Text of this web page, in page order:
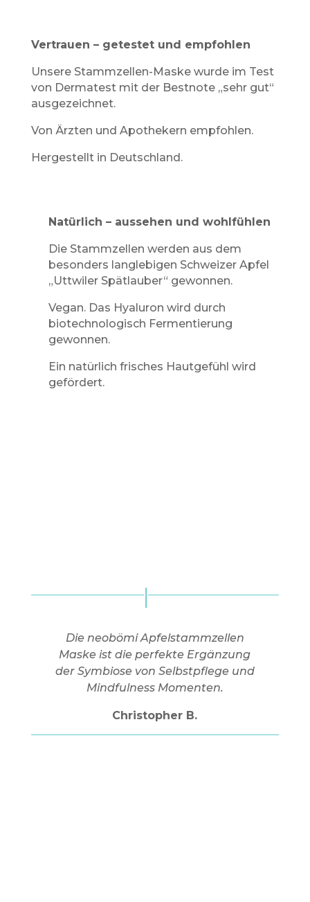
Vertrauen – getestet und empfohlen
Unsere Stammzellen-Maske wurde im Test
von Dermatest mit der Bestnote „sehr gut“
ausgezeichnet.
Von Ärzten und Apothekern empfohlen.
Hergestellt in Deutschland.
Natürlich – aussehen und wohlfühlen
Die Stammzellen werden aus dem
besonders langlebigen Schweizer Apfel
„Uttwiler Spätlauber“ gewonnen.
Vegan. Das Hyaluron wird durch
biotechnologisch Fermentierung
gewonnen.
Ein natürlich frisches Hautgefühl wird
gefördert.
Die neobömi Apfelstammzellen
Maske ist die perfekte Ergänzung
der Symbiose von Selbstpflege und
Mindfulness Momenten.
Christopher B.